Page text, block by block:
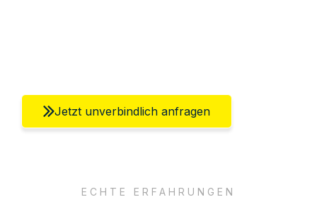
Jetzt unverbindlich anfragen
ECHTE ERFAHRUNGEN